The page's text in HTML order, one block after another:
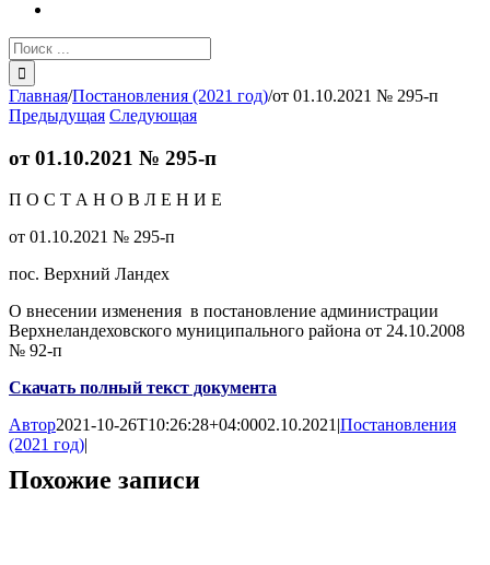
Результат
поиска:
Главная/Постановления (2021 год)/от 01.10.2021 № 295-п
Предыдущая Следующая
от 01.10.2021 № 295-п
П О С Т А Н О В Л Е Н И Е
от 01.10.2021 № 295-п
пос. Верхний Ландех
О внесении изменения в постановление администрации
Верхнеландеховского муниципального района от 24.10.2008
№ 92-п
Скачать полный текст документа
Автор2021-10-26T10:26:28+04:0002.10.2021|Постановления
(2021 год)|
Похожие записи